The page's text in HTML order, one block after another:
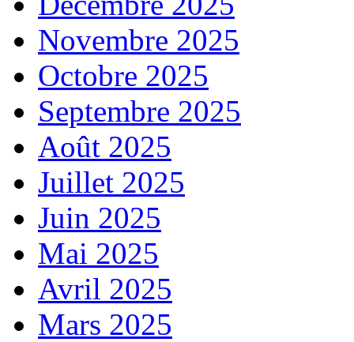
Novembre 2025
Octobre 2025
Septembre 2025
Août 2025
Juillet 2025
Juin 2025
Mai 2025
Avril 2025
Mars 2025